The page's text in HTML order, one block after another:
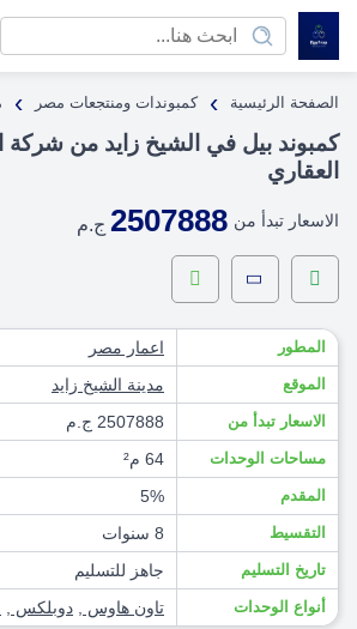
الصفحة الرئيسية › كمبوندات ومنتجعات مصر ›
كمبوند بيل في الشيخ زايد من شركة
العقاري
الاسعار تبدأ من 2507888 ج.م
المطور اعمار مصر
الموقع مدينة الشيخ زايد
الاسعار تبدأ من 2507888 ج.م
مساحات الوحدات 64 م²
المقدم 5%
التقسيط 8 سنوات
تاريخ التسليم جاهز للتسليم
أنواع الوحدات تاون هاوس دوبلكس